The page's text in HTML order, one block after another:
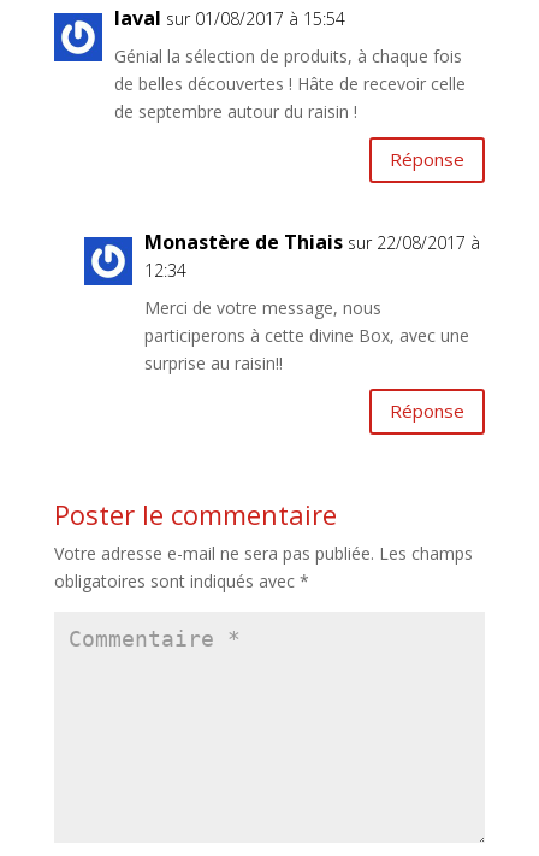
laval sur 01/08/2017 à 15:54
Génial la sélection de produits, à chaque fois
de belles découvertes ! Hâte de recevoir celle
de septembre autour du raisin !
Réponse
Monastère de Thiais sur 22/08/2017 à
12:34
Merci de votre message, nous
participerons à cette divine Box, avec une
surprise au raisin!!
Réponse
Poster le commentaire
Votre adresse e-mail ne sera pas publiée. Les champs
obligatoires sont indiqués avec *